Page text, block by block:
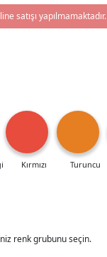
satışı yapılmamaktadır.
Kırmızı Turuncu
renk grubunu seçin.